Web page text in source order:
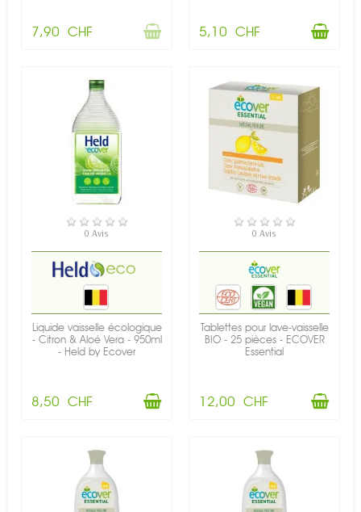
7,90 CHF 5,10 CHF
EN STOCK
0 Avis
Liquide vaisselle écologique
- Citron & Aloé Vera - 950ml
- Held by Ecover
8,50 CHF
EN STOCK
0 Avis
Tablettes pour lave-vaisselle
BIO - 25 pièces - ECOVER
Essential
12,00 CHF